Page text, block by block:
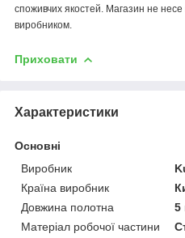
споживчих якостей. Магазин не несе
виробником.
Приховати
Характеристики
Основні
Виробник
Країна виробник
Довжина полотна
5
Матеріал робочої частини